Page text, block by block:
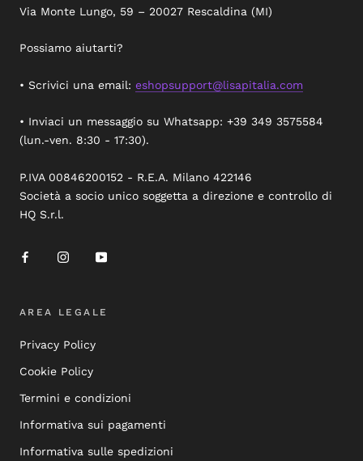
Via Monte Lungo, 59 – 20027 Rescaldina (MI)
Possiamo aiutarti?
• Scrivici una email: eshopsupport@lisapitalia.com
• Inviaci un messaggio su Whatsapp: +39 349 3575584
(lun.-ven. 8:30 - 17:30).
P.IVA 00846200152 - R.E.A. Milano 422146
Società a socio unico soggetta a direzione e controllo di
HQ S.r.l.
AREA LEGALE
Privacy Policy
Cookie Policy
Termini e condizioni
Informativa sui pagamenti
Informativa sulle spedizioni